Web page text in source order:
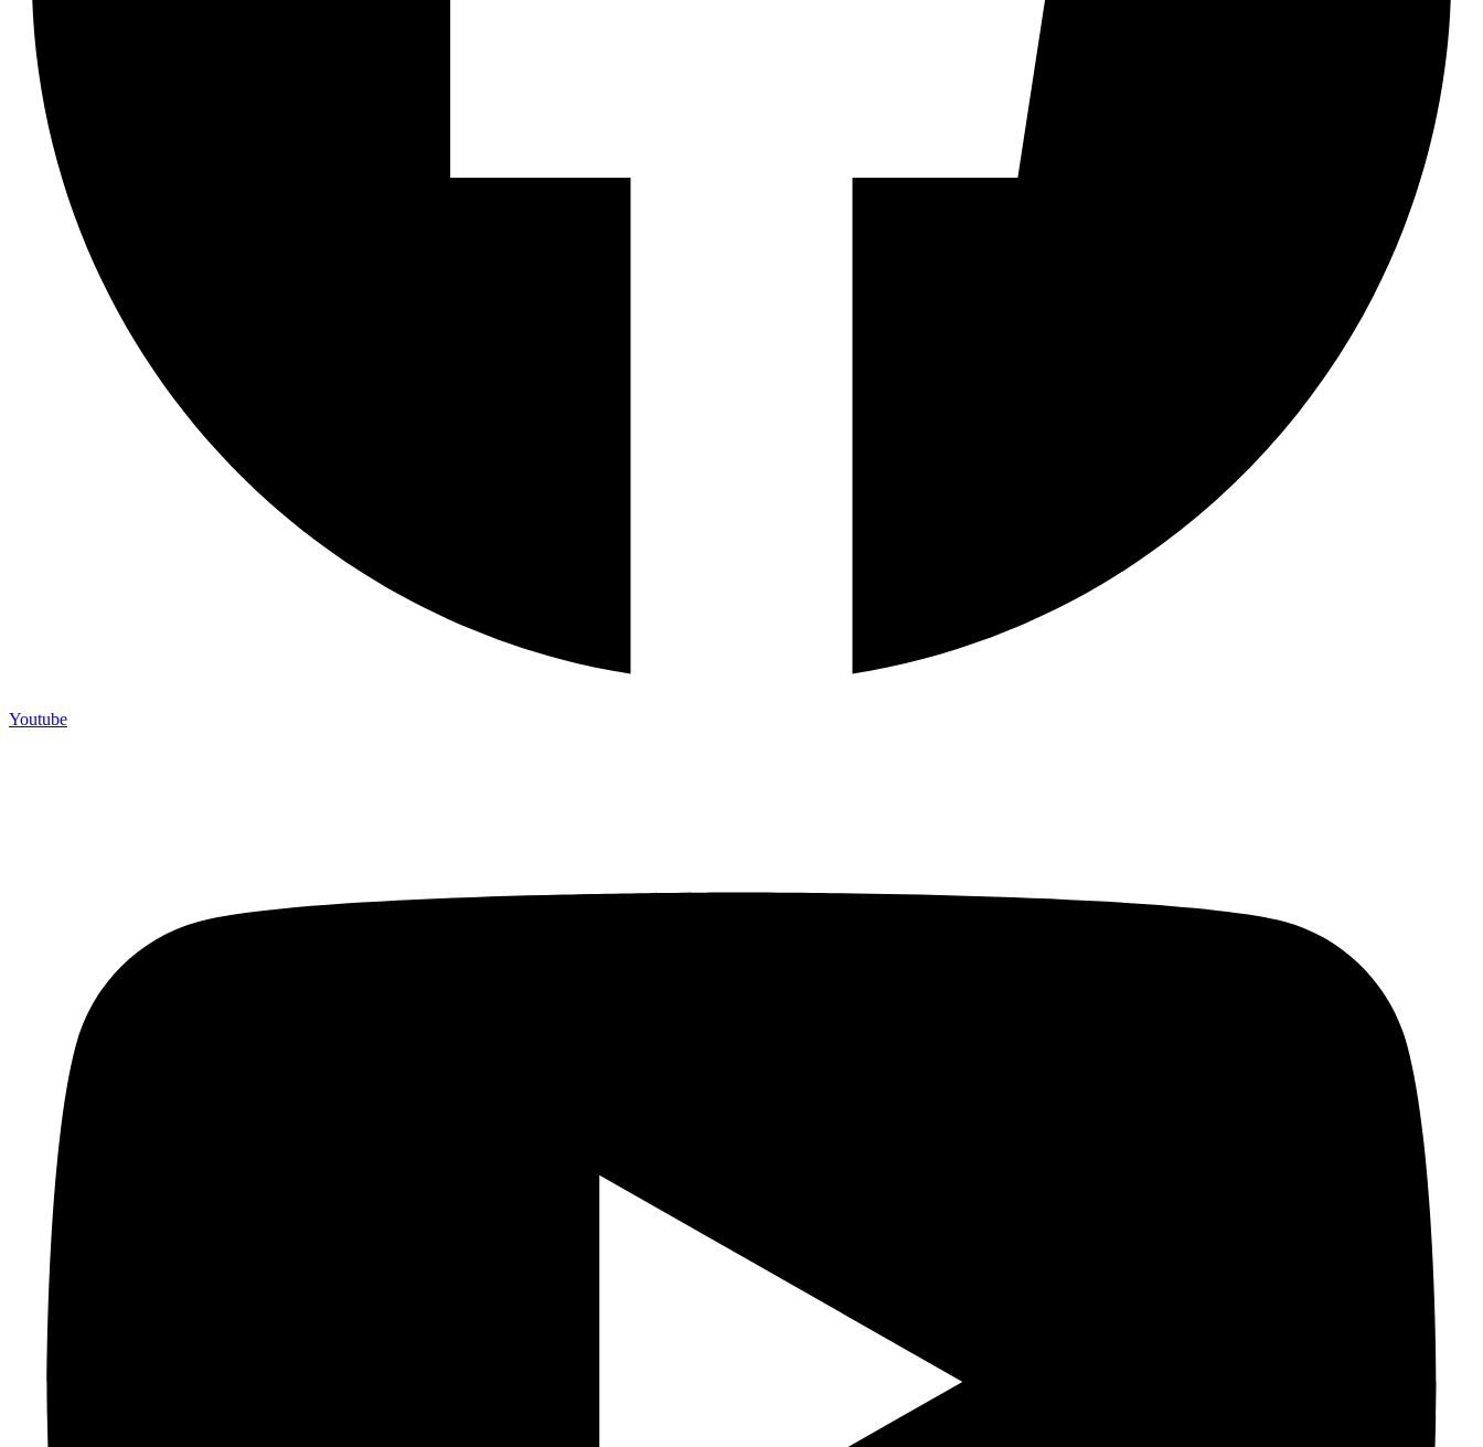
Youtube